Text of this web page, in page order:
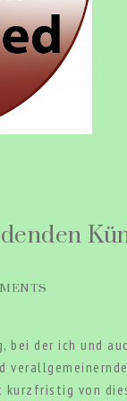
bei der ich und
von